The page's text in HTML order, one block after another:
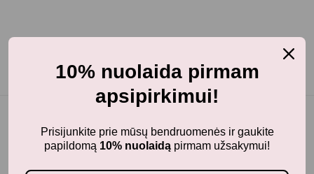
10% nuolaida pirmam
apsipirkimui!
Prisijunkite prie mūsų bendruomenės ir gaukite
papildomą 10% nuolaidą pirmam užsakymui!